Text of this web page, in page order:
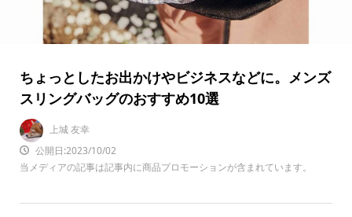
ちょっとしたお出かけやビジネスなどに。メンズ
スリングバッグのおすすめ10選
上城 友幸
公開日:2023/10/02
当メディアの記事は記事内に商品プロモーションが含まれています。